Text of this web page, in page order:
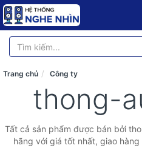
Trang chủ Công ty
thong-
Tất cả sản phẩm được bán bởi
hãng với giá tốt nhất, giao